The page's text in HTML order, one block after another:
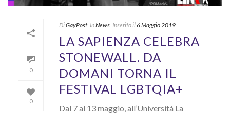
0
0
DiGayPost InNews Inserito il6 Maggio 2019
LA SAPIENZA CELEBRA
STONEWALL. DA
DOMANI TORNA IL
FESTIVAL LGBTQIA+
Dal 7 al 13 maggio, all’Università La